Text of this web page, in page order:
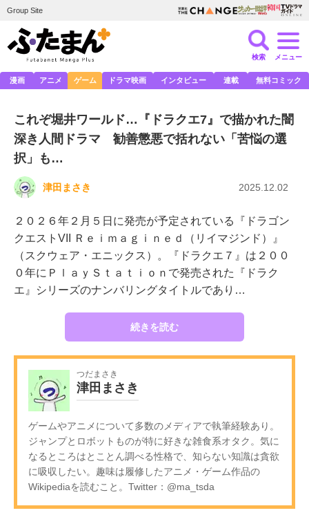
Group Site
検索 メニュー
漫画 アニメ ゲーム ドラマ映画 インタビュー 連載 無料コミック
これぞ堀井ワールド…『ドラクエ7』で描かれた闇
深き人間ドラマ 勧善懲悪で括れない「苦悩の選
択」も…
津田まさき 2025.12.02
２０２６年２月５日に発売が予定されている『ドラゴン
クエストVII Ｒｅｉｍａｇｉｎｅｄ（リイマジンド）』
（スクウェア・エニックス）。『ドラクエ７』は２００
０年にＰｌａｙＳｔａｔｉｏｎで発売された『ドラク
エ』シリーズのナンバリングタイトルであり…
続きを読む
つだまさき
津田まさき
ゲームやアニメについて多数のメディアで執筆経験あり。
ジャンプとロボットものが特に好きな雑食系オタク。気に
なるところはとことん調べる性格で、知らない知識は貪欲
に吸収したい。趣味は履修したアニメ・ゲーム作品の
Wikipediaを読むこと。Twitter：@ma_tsda